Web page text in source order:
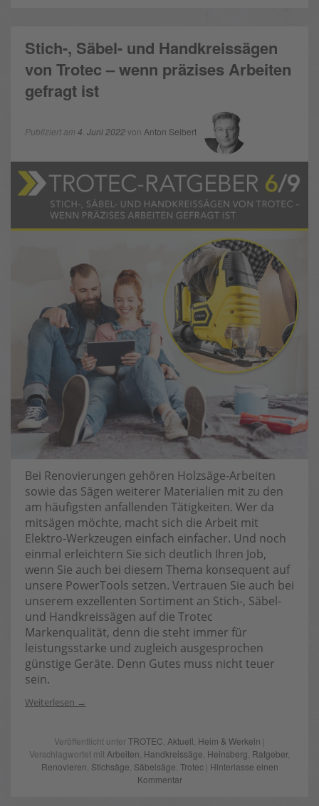
Stich-, Säbel- und Handkreissägen
von Trotec – wenn präzises Arbeiten
gefragt ist
Publiziert am 4. Juni 2022von Anton Seibert
Bei Renovierungen gehören Holzsäge-Arbeiten
sowie das Sägen weiterer Materialien mit zu den
am häufigsten anfallenden Tätigkeiten. Wer da
mitsägen möchte, macht sich die Arbeit mit
Elektro-Werkzeugen einfach einfacher. Und noch
einmal erleichtern Sie sich deutlich Ihren Job,
wenn Sie auch bei diesem Thema konsequent auf
unsere PowerTools setzen. Vertrauen Sie auch bei
unserem exzellenten Sortiment an Stich-, Säbel-
und Handkreissägen auf die Trotec
Markenqualität, denn die steht immer für
leistungsstarke und zugleich ausgesprochen
günstige Geräte. Denn Gutes muss nicht teuer
sein.
Weiterlesen
Veröffentlicht unterTROTEC Aktuell Heim & Werkeln |
Verschlagwortet mit Arbeiten Handkreissäge Heinsberg Ratgeber,
Renovieren Stichsäge Säbelsäge Trotec| Hinterlasse einen
Kommentar